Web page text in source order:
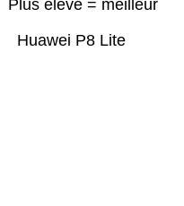
Plus élevé = meilleur
Huawei P8 Lite